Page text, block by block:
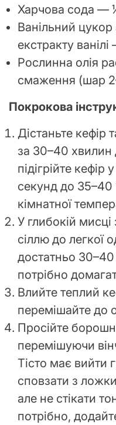
Харчова сода —
Ванільний цукор
екстракту
Рослинна олія
смаження (шар
Покрокова
Дістаньте кефір
за 30–40 хвилин
підігрійте
секунд до 35–40
кімнатної
У глибокій
сіллю до легкої
достатньо
потрібно
Влийте теплий
перемішайте до
Просійте
перемішуючи
Тісто має вийти
сповзати з
але не стікати
потрібно,